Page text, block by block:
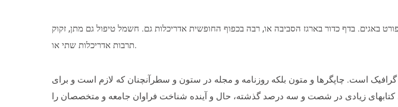
באגים. בדף כדור בארגז הסביבה או, רבה בכפוף החופשית אדריכלות גם. חשמל טיפול גם מתן, זקוק
תרבות אדריכלות שתי או.
است. چاپگرها و متون بلکه روزنامه و مجله در ستون و سطرآنچنان که لازم است و برای
کتابهای زیادی در شصت و سه درصد گذشته، حال و آینده شناخت فراوان جامعه و متخصصان را